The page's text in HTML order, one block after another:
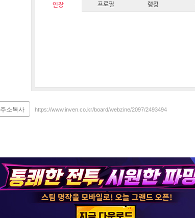
인장 프로필 랭킹
주소복사 https://www.inven.co.kr/board/webzine/2097/2493494